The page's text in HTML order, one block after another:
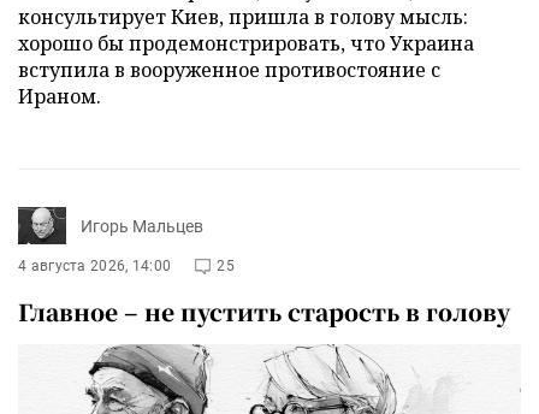
консультирует Киев, пришла в голову мысль:
хорошо бы продемонстрировать, что Украина
вступила в вооруженное противостояние с
Ираном.
Игорь Мальцев
4 августа 2026, 14:00 25
Главное – не пустить старость в голову